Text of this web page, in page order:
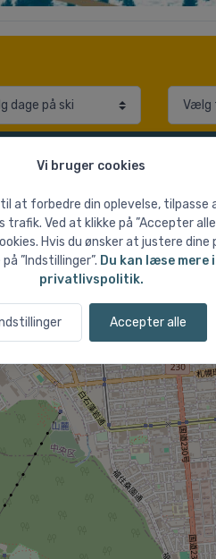
Vi bruger cookies
at forbedre din oplevelse, tilpasse
trafik. Ved at klikke på ”Accepter
Hvis du ønsker at justere
”Indstillinger”. Du kan læse mere
privatlivspolitik.
Accepter alle